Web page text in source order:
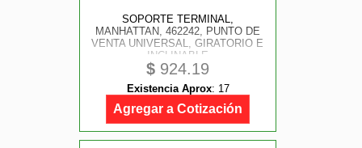
SOPORTE TERMINAL,
MANHATTAN, 462242, PUNTO DE
VENTA UNIVERSAL, GIRATORIO E
INCLINABLE
$ 924.19
Existencia Aprox: 17
Agregar a Cotización